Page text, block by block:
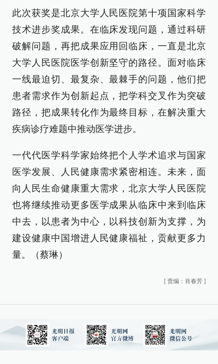
此次获奖是北京大学人民医院第十项国家科学
技术进步奖成果。在临床发现问题，通过科研
破解问题，再把成果应用回临床，一直是北京
大学人民医院医学创新坚守的路径。面对临床
一线最迫切、最复杂、最棘手的问题，他们把
患者需求作为创新起点，把学科交叉作为突破
路径，把成果转化作为最终目标，在解决重大
疾病诊疗难题中推动医学进步。
一代代医学科学家始终把个人学术追求与国家
医学发展、人民健康需求紧密相连。未来，面
向人民生命健康重大需求，北京大学人民医院
也将继续推动更多医学成果从临床中来到临床
中去，以患者为中心，以科技创新为支撑，为
建设健康中国增进人民健康福祉，贡献更多力
量。（蔡琳）
[ 责编：肖春芳 ]